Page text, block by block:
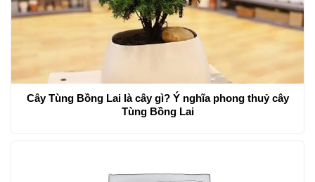
Cây Tùng Bồng Lai là cây gì? Ý nghĩa phong thuỷ cây
Tùng Bồng Lai